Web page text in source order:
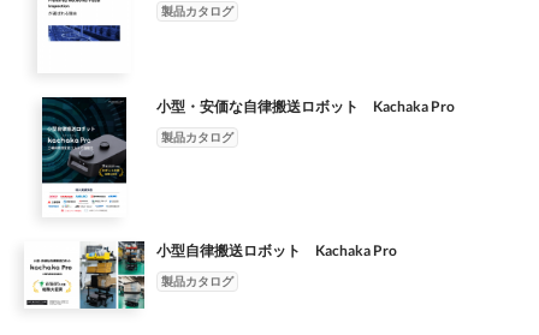
製品カタログ
小型・安価な自律搬送ロボット Kachaka Pro
製品カタログ
小型自律搬送ロボット Kachaka Pro
製品カタログ